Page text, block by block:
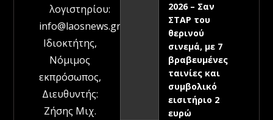
λογιστηρίου:
info@laosnews.gr
Ιδιοκτήτης,
Νόμιμος
εκπρόσωπος,
Διευθυντής:
Ζήσης Μιχ.
2026 – Σαν
ΣΤΑΡ του
θερινού
σινεμά, με 7
βραβευμένες
ταινίες και
συμβολικό
εισιτήριο 2
ευρώ